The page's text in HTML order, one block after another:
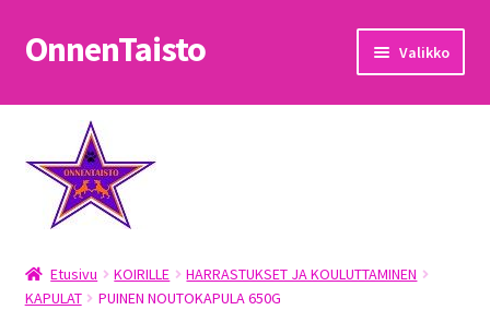
Siirry
navigointiin
Siirry
sisältöön
OnnenTaisto Valikko
Etusivu
Kassa
Oma tili
OnnenTaisto
Etusivu KOIRILLE
HARRASTUKSET JA KOULUTTAMINEN
KAPULAT
PUINEN NOUTOKAPULA 650G